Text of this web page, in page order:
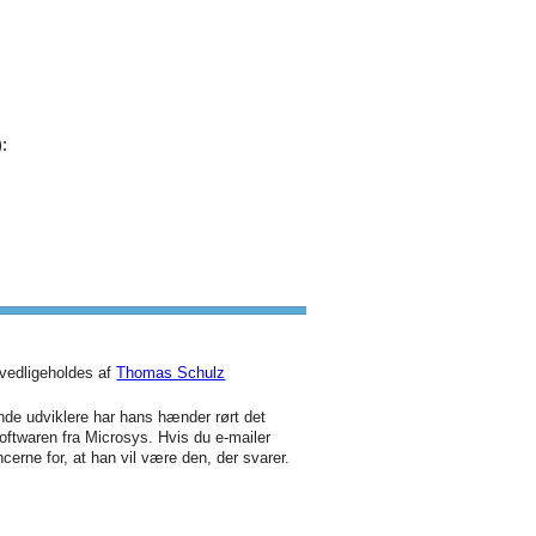
afThomas Schulz
udviklere har hans hænder rørt det
fra Microsys. Hvis du e-mailer
for, at han vil være den, der svarer.